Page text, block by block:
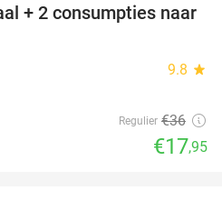
50%
+ 2 consumpties naar
9.8 star
Regulier €36
€17,95